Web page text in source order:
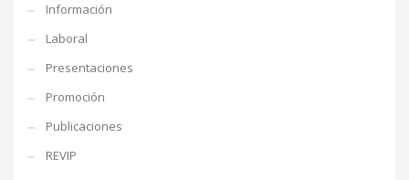
Información
Laboral
Presentaciones
Promoción
Publicaciones
REVIP